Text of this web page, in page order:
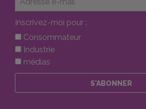
Inscrivez-moi pour :
Consommateur
Industrie
médias